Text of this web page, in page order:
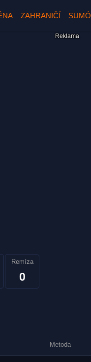
ZAHRANIČÍ SUMÓ
Remíza
0
Metoda